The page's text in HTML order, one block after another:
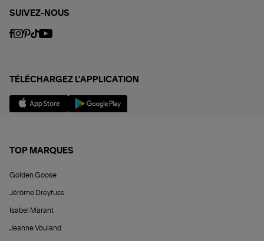
SUIVEZ-NOUS
TÉLÉCHARGEZ L'APPLICATION
TOP MARQUES
Golden Goose
Jérôme Dreyfuss
Isabel Marant
Jeanne Vouland